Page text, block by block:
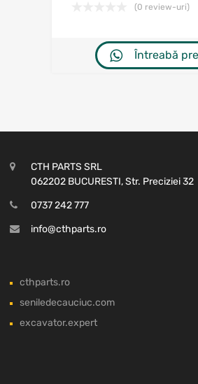
(0 review-uri)
Întreabă
CTH PARTS SRL
062202 BUCURESTI, Str. Preciziei 32
0737 242 777
info@cthparts.ro
cthparts.ro
seniledecauciuc.com
excavator.expert